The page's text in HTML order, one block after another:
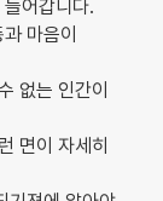
어갑니다.
마음이
없는 인간이
면이 자세히